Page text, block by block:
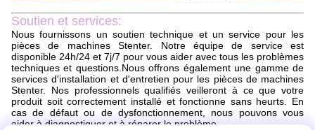
Soutien et services:
Nous fournissons un soutien technique et un service pour les
pièces de machines Stenter. Notre équipe de service est
disponible 24h/24 et 7j/7 pour vous aider avec tous les problèmes
techniques et questions.Nous offrons également une gamme de
services d'installation et d'entretien pour les pièces de machines
Stenter. Nos professionnels qualifiés veilleront à ce que votre
produit soit correctement installé et fonctionne sans heurts. En
cas de défaut ou de dysfonctionnement, nous pouvons vous
aider à diagnostiquer et à réparer le problème.